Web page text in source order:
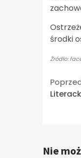
środki
Źródło:
Nie